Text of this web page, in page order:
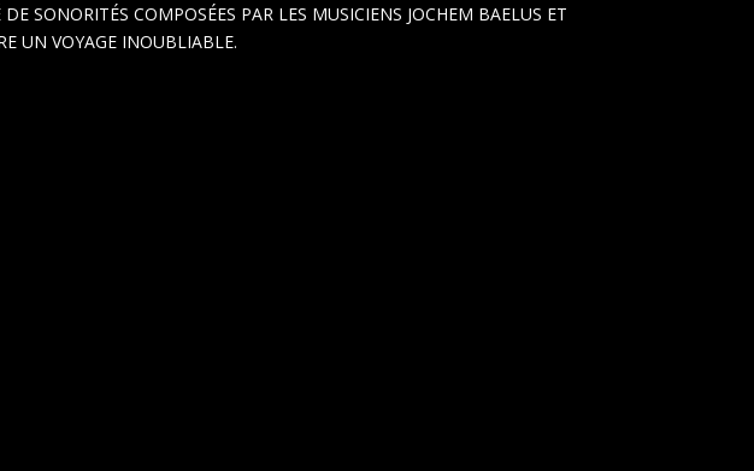
SONORITÉS COMPOSÉES PAR LES MUSICIENS JOCHEM BAELUS ET
UN VOYAGE INOUBLIABLE.